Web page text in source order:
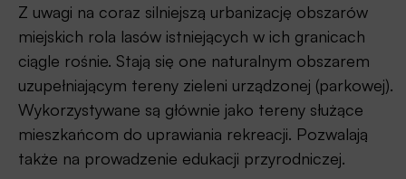
surowców i produktów ubocznego użytkowania
jako warunek uznania terenów za las. Przyjęte
definicje i zasady klasyfikacji sprawiają, że na
przykład lasy komunalne w miastach, służące
rekreacji i wypoczynkowi, nie są lasami. Lasami nie
są także drzewostany o cechach naturalnych, w
których właściciel ogranicza swoje działania do
Z uwagi na coraz silniejszą urbanizację obszarów
miejskich rola lasów istniejących w ich granicach
ciągle rośnie. Stają się one naturalnym obszarem
uzupełniającym tereny zieleni urządzonej (parkowej).
Wykorzystywane są głównie jako tereny służące
mieszkańcom do uprawiania rekreacji. Pozwalają
także na prowadzenie edukacji przyrodniczej.